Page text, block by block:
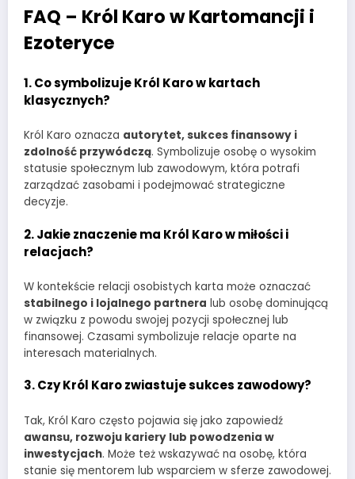
FAQ – Król Karo w Kartomancji i
Ezoteryce
1. Co symbolizuje Król Karo w kartach
klasycznych?
Król Karo oznacza autorytet, sukces finansowy i
zdolność przywódczą. Symbolizuje osobę o wysokim
statusie społecznym lub zawodowym, która potrafi
zarządzać zasobami i podejmować strategiczne
decyzje.
2. Jakie znaczenie ma Król Karo w miłości i
relacjach?
W kontekście relacji osobistych karta może oznaczać
stabilnego i lojalnego partnera lub osobę dominującą
w związku z powodu swojej pozycji społecznej lub
finansowej. Czasami symbolizuje relacje oparte na
interesach materialnych.
3. Czy Król Karo zwiastuje sukces zawodowy?
Tak, Król Karo często pojawia się jako zapowiedź
awansu, rozwoju kariery lub powodzenia w
inwestycjach. Może też wskazywać na osobę, która
stanie się mentorem lub wsparciem w sferze zawodowej.